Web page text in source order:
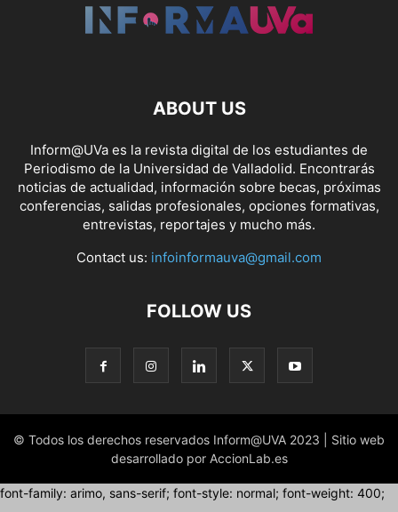
ABOUT US
Inform@UVa es la revista digital de los estudiantes de
Periodismo de la Universidad de Valladolid. Encontrarás
noticias de actualidad, información sobre becas, próximas
conferencias, salidas profesionales, opciones formativas,
entrevistas, reportajes y mucho más.
Contact us: infoinformauva@gmail.com
FOLLOW US
© Todos los derechos reservados Inform@UVA 2023 | Sitio web
desarrollado por AccionLab.es
font-family: arimo, sans-serif; font-style: normal; font-weight: 400;